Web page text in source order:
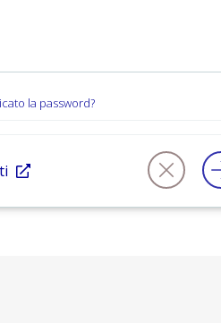
la password?